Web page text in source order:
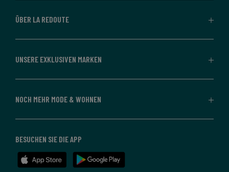
ÜBER LA REDOUTE
UNSERE EXKLUSIVEN MARKEN
NOCH MEHR MODE & WOHNEN
BESUCHEN SIE DIE APP